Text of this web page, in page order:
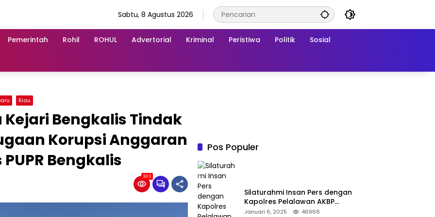
Sabtu, 8 Agustus 2026
Pemerintah Rohil ROHUL Advertorial Kriminal Peristiwa Politik Sosial
Riau
Kejari Bengkalis Tindak
Korupsi Anggaran
Bengkalis
303
Pos Populer
Silaturahmi Insan Pers dengan
Kapolres Pelalawan AKBP
Afrizal Asri, S.I.K.
Januari 6, 2025 46966